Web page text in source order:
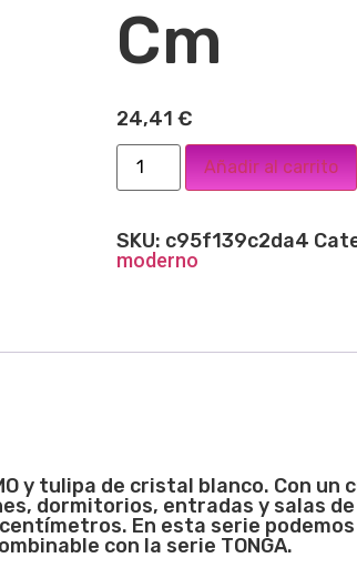
Cm
24,41 €
Añadir al carrito
SKU: c95f139c2da4
moderno
y tulipa de cristal blanco. Con
dormitorios, entradas y salas
centímetros. En esta serie
con la serie TONGA.